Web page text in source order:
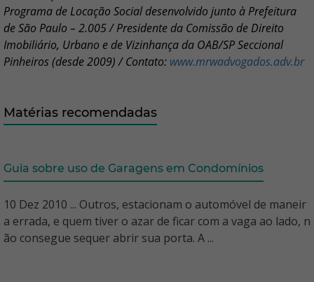
Programa de Locação Social desenvolvido junto à Prefeitura
de São Paulo – 2.005 / Presidente da Comissão de Direito
Imobiliário, Urbano e de Vizinhança da OAB/SP Seccional
Pinheiros (desde 2009) / Contato: www.mrwadvogados.adv.br
Matérias recomendadas
Guia sobre uso de Garagens em Condomínios
10 Dez 2010 ... Outros, estacionam o automóvel de maneir
a errada, e quem tiver o azar de ficar com a vaga ao lado, n
ão consegue sequer abrir sua porta. A ...